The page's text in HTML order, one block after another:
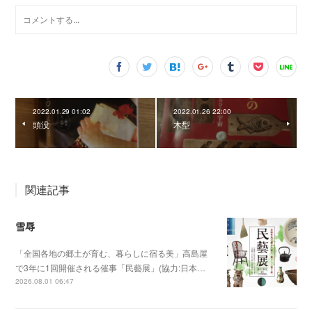
2022.01.29 01:02
頭没
2022.01.26 22:00
木型
関連記事
雪辱
「全国各地の郷土が育む、暮らしに宿る美」高島屋
で3年に1回開催される催事「民藝展」(協力:日本…
2026.08.01 06:47